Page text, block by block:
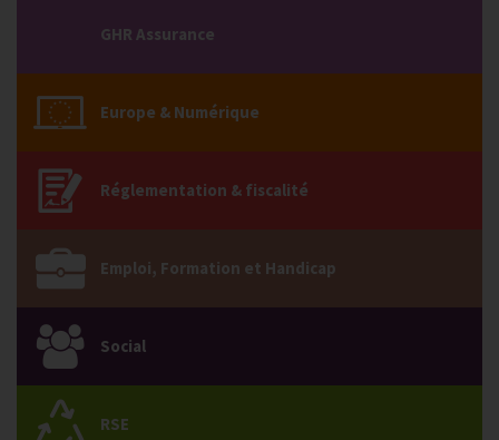
GHR Assurance
Europe & Numérique
Réglementation & fiscalité
Emploi, Formation et Handicap
Social
RSE